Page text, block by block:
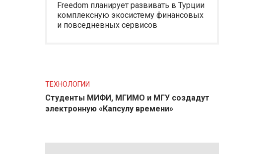
Freedom планирует развивать в Турции
комплексную экосистему финансовых
и повседневных сервисов
ТЕХНОЛОГИИ
Студенты МИФИ, МГИМО и МГУ создадут
электронную «Капсулу времени»